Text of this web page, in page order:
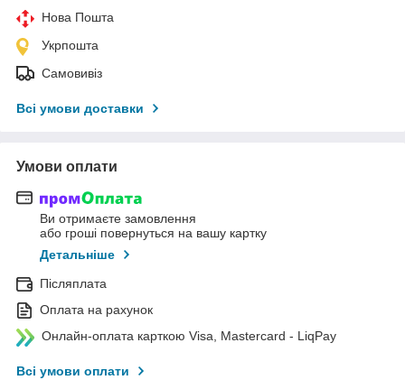
Нова Пошта
Укрпошта
Самовивіз
Всі умови доставки
Умови оплати
Ви отримаєте замовлення
або гроші повернуться на вашу картку
Детальніше
Післяплата
Оплата на рахунок
Онлайн-оплата карткою Visa, Mastercard - LiqPay
Всі умови оплати